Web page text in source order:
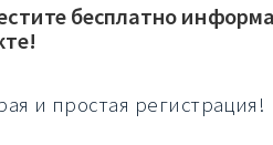
бесплатно
и простая регистрация!